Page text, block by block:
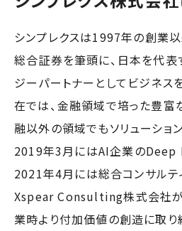
シンプレクスは1997年の創業
総合証券を筆頭に、日本を代表
ジーパートナーとしてビジネス
在では、金融領域で培った豊富
融以外の領域でもソリューショ
2019年3月にはAI企業のDeep
2021年4月には総合コンサルテ
Xspear Consulting株式会社が
業時より付加価値の創造に取り